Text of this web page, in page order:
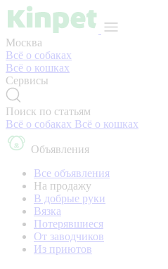
Москва
Всё о собаках
Всё о кошках
Сервисы
Поиск по статьям
Всё о собаках Всё о кошках
Объявления
Все объявления
На продажу
В добрые руки
Вязка
Потерявшиеся
От заводчиков
Из приютов